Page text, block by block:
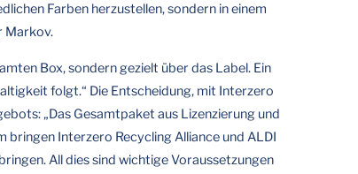
Farben herzustellen, sondern in einem
Markov.
Box, sondern gezielt über das Label. Ein
folgt.“ Die Entscheidung, mit Interzero
„Das Gesamtpaket aus Lizenzierung und
bringen Interzero Recycling Alliance und ALDI
All dies sind wichtige Voraussetzungen